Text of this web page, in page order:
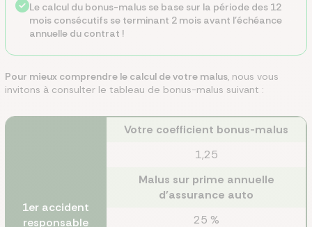
Le calcul du bonus-malus se base sur la période des 12
mois consécutifs se terminant 2 mois avant l'échéance
annuelle du contrat !
Pour mieux comprendre le calcul de votre malus, nous vous
invitons à consulter le tableau de bonus-malus suivant :
1er accident
responsable
Votre coefficient bonus-malus
1,25
Malus sur prime annuelle
d'assurance auto
25 %